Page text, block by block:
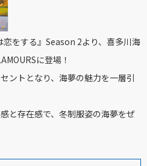
をする』Season 2より、喜多川海
に登場！
ントとなり、海夢の魅力を一層引
と存在感で、冬制服姿の海夢をぜ